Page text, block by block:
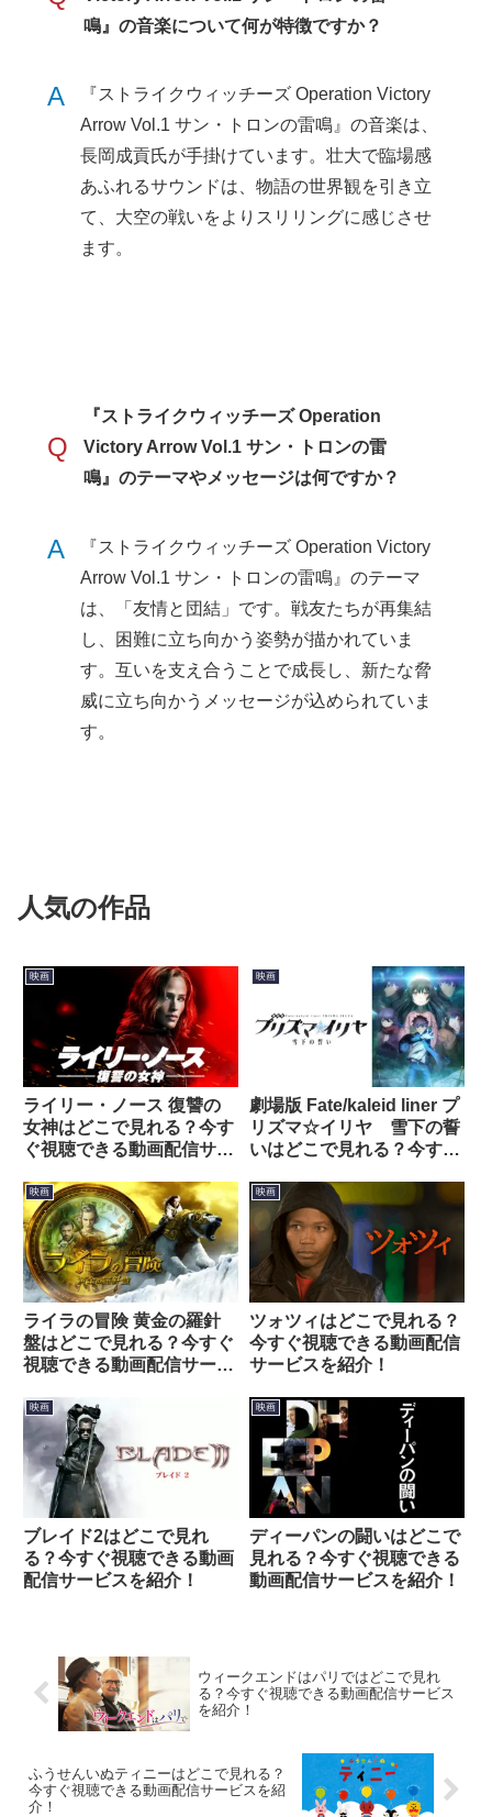
鳴』の音楽について何が特徴ですか？
A
『ストライクウィッチーズ Operation Victory
Arrow Vol.1 サン・トロンの雷鳴』の音楽は、
長岡成貢氏が手掛けています。壮大で臨場感
あふれるサウンドは、物語の世界観を引き立
て、大空の戦いをよりスリリングに感じさせ
ます。
Q
『ストライクウィッチーズ Operation
Victory Arrow Vol.1 サン・トロンの雷
鳴』のテーマやメッセージは何ですか？
A
『ストライクウィッチーズ Operation Victory
Arrow Vol.1 サン・トロンの雷鳴』のテーマ
は、「友情と団結」です。戦友たちが再集結
し、困難に立ち向かう姿勢が描かれていま
す。互いを支え合うことで成長し、新たな脅
威に立ち向かうメッセージが込められていま
す。
人気の作品
映画
ライリー・ノース 復讐の
女神はどこで見れる？今す
ぐ視聴できる動画配信サー
映画
劇場版 Fate/kaleid liner プ
リズマ☆イリヤ 雪下の誓
いはどこで見れる？今すぐ
スを紹介！
映画
ライラの冒険 黄金の羅針
盤はどこで見れる？今すぐ
視聴できる動画配信サービ
映画
ツォツィはどこで見れる？
今すぐ視聴できる動画配信
サービスを紹介！
映画
ブレイド2はどこで見れ
る？今すぐ視聴できる動画
配信サービスを紹介！
映画
ディーパンの闘いはどこで
見れる？今すぐ視聴できる
動画配信サービスを紹介！
ウィークエンドはパリではどこで見れ
る？今すぐ視聴できる動画配信サービス
を紹介！
ふうせんいぬティニーはどこで見れる？
今すぐ視聴できる動画配信サービスを紹
介！